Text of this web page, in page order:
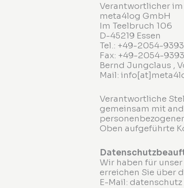
Verantwortlicher im
meta4log GmbH
Im Teelbruch 106
D-45219 Essen
Tel.: +49-2054-
Fax: +49-2054-
Bernd Jungclaus ,
Mail:
Verantwortliche
gemeinsam mit
Oben aufgeführte
Wir haben für
erreichen Sie über
E-Mail: